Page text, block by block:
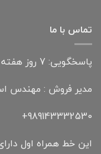
تماس با ما
پاسخگویی: 7 روز هفته ، 9 الی 22
مدیر فروش : مهندس
989143332530+
این خط همراه اول